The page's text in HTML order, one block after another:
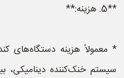
**5. هزینه:**
* معمولاً هزینه دستگاه‌های
سیستم خنک‌کننده دینامیکی،